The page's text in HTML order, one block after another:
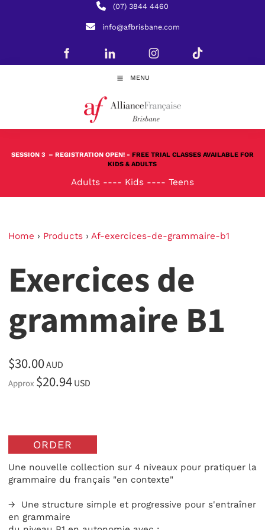
(07) 3844 4460
info@afbrisbane.com
MENU
SESSION 3 – REGISTRATION OPEN! - FREE TRIAL CLASSES AVAILABLE FOR
KIDS & ADULTS
Adults ---- Kids ---- Teens
Home › Products › Af-exercices-de-grammaire-b1
Exercices de
grammaire B1
$30.00AUD
Approx $20.94USD
ORDER
Une nouvelle collection sur 4 niveaux pour pratiquer la
grammaire du français "en contexte"
→ Une structure simple et progressive pour s'entraîner
en grammaire